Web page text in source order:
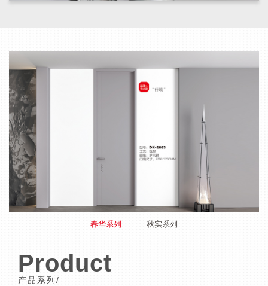
春华系列 秋实系列
Product
产品系列/